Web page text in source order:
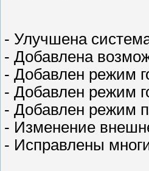
- Улучшена
- Добавлена
- Добавлен режим
- Добавлен режим
- Добавлен режим
- Изменение
- Исправлены